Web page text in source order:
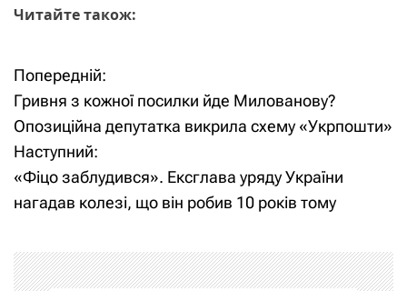
Читайте також:
Н
а
в
і
а
Попередній:
Гривня з кожної посилки йде Милованову?
Опозиційна депутатка викрила схему «Укрпошти»
Наступний:
«Фіцо заблудився». Ексглава уряду України
нагадав колезі, що він робив 10 років тому